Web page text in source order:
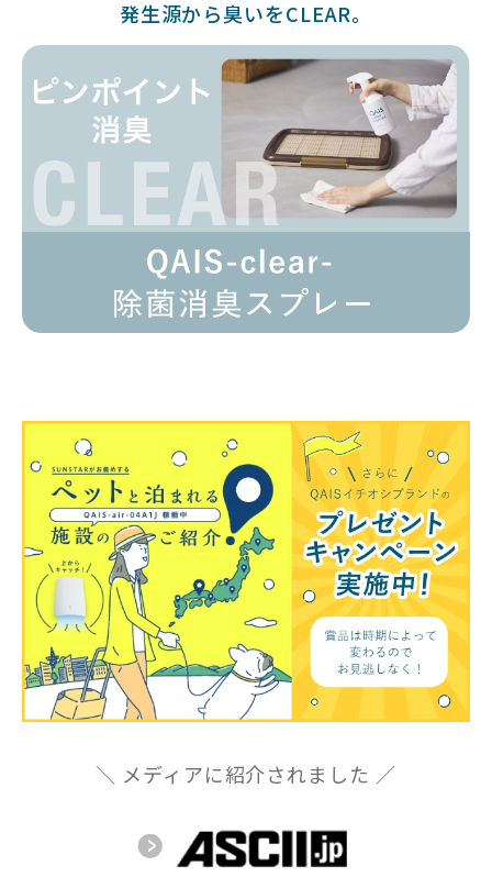
発生源から臭いをCLEAR。
＼ メディアに紹介されました ／